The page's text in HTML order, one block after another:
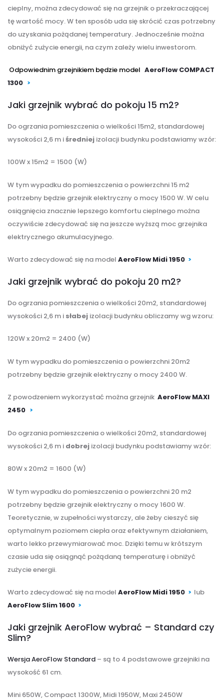
cieplny, można zdecydować się na grzejnik o przekraczającej
tę wartość mocy. W ten sposób uda się skrócić czas potrzebny
do uzyskania pożądanej temperatury. Jednocześnie można
obniżyć zużycie energii, na czym zależy wielu inwestorom.
Odpowiednim grzejnikiem będzie model AeroFlow COMPACT
1300 >
Jaki grzejnik wybrać do pokoju 15 m2?
Do ogrzania pomieszczenia o wielkości 15m2, standardowej
wysokości 2,6 m iśredniej izolacji budynku podstawiamy wzór:
100W x 15m2 = 1500 (W)
W tym wypadku do pomieszczenia o powierzchni 15 m2
potrzebny będzie grzejnik elektryczny o mocy 1500 W. W celu
osiągnięcia znacznie lepszego komfortu cieplnego można
oczywiście zdecydować się na jeszcze wyższą moc grzejnika
elektrycznego akumulacyjnego.
Warto zdecydować się na model AeroFlow Midi 1950 >
Jaki grzejnik wybrać do pokoju 20 m2?
Do ogrzania pomieszczenia o wielkości 20m2, standardowej
wysokości 2,6 m i słabej izolacji budynku obliczamy wg wzoru:
120W x 20m2 = 2400 (W)
W tym wypadku do pomieszczenia o powierzchni 20m2
potrzebny będzie grzejnik elektryczny o mocy 2400 W.
Z powodzeniem wykorzystać można grzejnik AeroFlow MAXI
2450 >
Do ogrzania pomieszczenia o wielkości 20m2, standardowej
wysokości 2,6 m i dobrej izolacji budynku podstawiamy wzór:
80W x 20m2 = 1600 (W)
W tym wypadku do pomieszczenia o powierzchni 20 m2
potrzebny będzie grzejnik elektryczny o mocy 1600 W.
Teoretycznie, w zupełności wystarczy, ale żeby cieszyć się
optymalnym poziomem ciepła oraz efektywnym działaniem,
warto lekko przewymiarować moc. Dzięki temu w krótszym
czasie uda się osiągnąć pożądaną temperaturę i obniżyć
zużycie energii.
Warto zdecydować się na model AeroFlow Midi 1950 > lub
AeroFlow Slim 1600 >
Jaki grzejnik AeroFlow wybrać – Standard czy
Slim?
Wersja AeroFlow Standard – są to 4 podstawowe grzejniki na
wysokość 61 cm.
Mini 650W, Compact 1300W, Midi 1950W, Maxi 2450W